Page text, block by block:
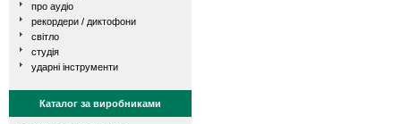
про аудіо
рекордери / диктофони
світло
студія
ударні інструменти
Каталог за виробниками